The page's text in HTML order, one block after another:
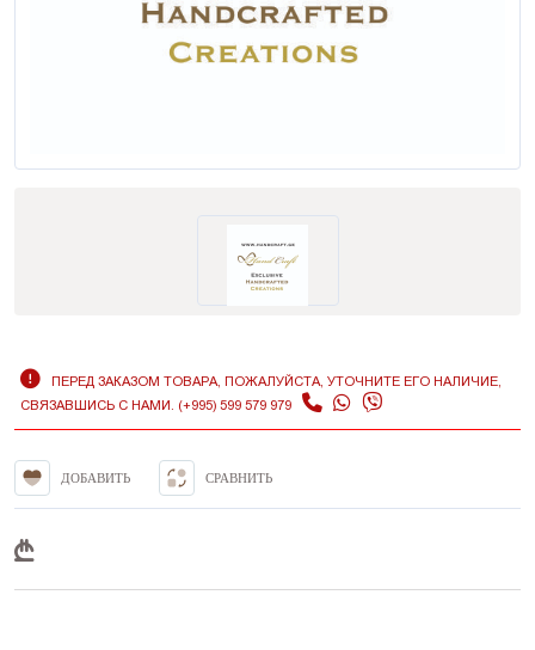
ПЕРЕД ЗАКАЗОМ ТОВАРА, ПОЖАЛУЙСТА, УТОЧНИТЕ ЕГО НАЛИЧИЕ,
СВЯЗАВШИСЬ С НАМИ. (+995) 599 579 979
ДОБАВИТЬ СРАВНИТЬ